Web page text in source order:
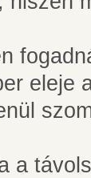
eleje
a